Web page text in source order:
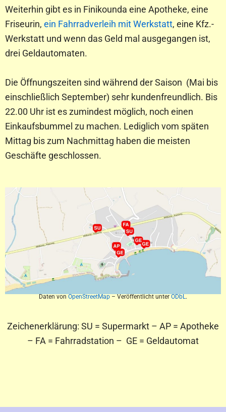
Weiterhin gibt es in Finikounda eine Apotheke, eine
Friseurin, ein Fahrradverleih mit Werkstatt, eine Kfz.-
Werkstatt und wenn das Geld mal ausgegangen ist,
drei Geldautomaten.
Die Öffnungszeiten sind während der Saison (Mai bis
einschließlich September) sehr kundenfreundlich. Bis
22.00 Uhr ist es zumindest möglich, noch einen
Einkaufsbummel zu machen. Lediglich vom späten
Mittag bis zum Nachmittag haben die meisten
Geschäfte geschlossen.
Daten von OpenStreetMap – Veröffentlicht unter ODbL.
Zeichenerklärung: SU = Supermarkt – AP = Apotheke
– FA = Fahrradstation – GE = Geldautomat